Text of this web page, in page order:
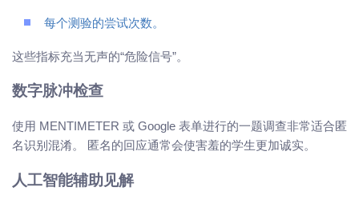
每个测验的尝试次数。
这些指标充当无声的“危险信号”。
数字脉冲检查
使用 MENTIMETER 或 Google 表单进行的一题调查非常适合匿
名识别混淆。 匿名的回应通常会使害羞的学生更加诚实。
人工智能辅助见解